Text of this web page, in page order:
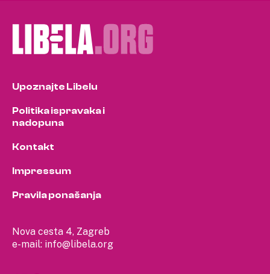
Nova cesta 4, Zagreb
e-mail: info@libela.org
Upoznajte Libelu
Politika ispravaka i
nadopuna
Kontakt
Impressum
Pravila ponašanja